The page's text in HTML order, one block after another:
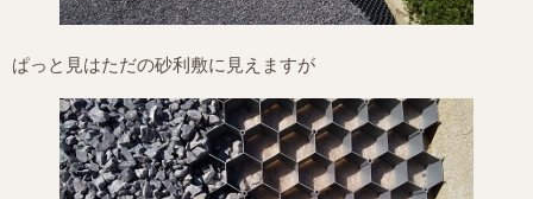
ぱっと見はただの砂利敷に見えますが